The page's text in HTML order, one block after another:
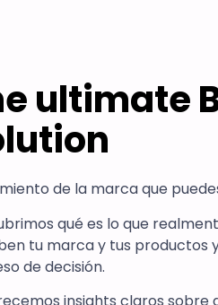
ultimate
de la marca que
qué es lo que
tu marca y tus productos
de decisión.